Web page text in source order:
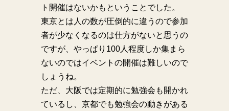
ト開催はないかもということでした。
東京とは人の数が圧倒的に違うので参加
者が少なくなるのは仕方がないと思うの
ですが、やっぱり100人程度しか集まら
ないのではイベントの開催は難しいので
しょうね。
ただ、大阪では定期的に勉強会も開かれ
ているし、京都でも勉強会の動きがある